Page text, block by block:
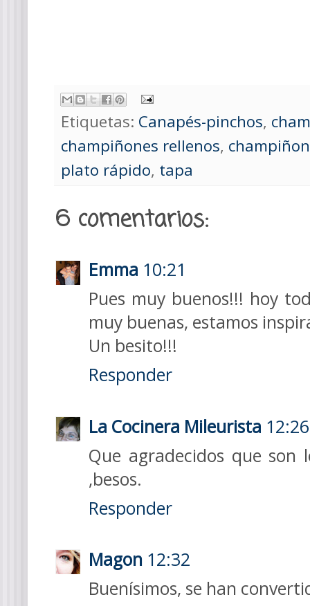
Etiquetas: Canapés-pinchos,
champiñones rellenos,
plato rápido, tapa
6 comentarios:
Emma 10:21
Pues muy buenos!!! hoy
muy buenas, estamos
Un besito!!!
Responder
La Cocinera Mileurista 12:26
Que agradecidos que son
,besos.
Responder
Magon 12:32
Buenísimos, se han